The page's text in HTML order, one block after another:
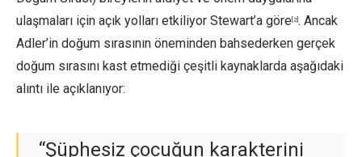
ulaşmaları için açık yolları etkiliyor Stewart’a göre [2]. Ancak
Adler’in doğum sırasının öneminden bahsederken gerçek
doğum sırasını kast etmediği çeşitli kaynaklarda aşağıdaki
alıntı ile açıklanıyor:
“Şüphesiz çocuğun karakterini